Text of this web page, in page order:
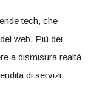
tech, che
web. Più dei
a dismisura realtà
di servizi.